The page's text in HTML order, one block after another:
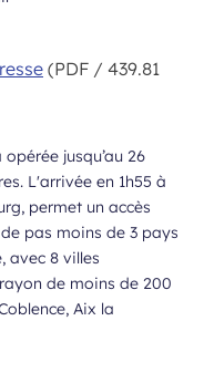
(PDF / 439.81
jusqu’au 26
L'arrivée en 1h55 à
permet un accès
pas moins de 3 pays
avec 8 villes
de moins de 200
Aix la